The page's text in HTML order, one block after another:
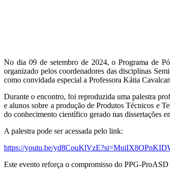
No dia 09 de setembro de 2024, o Programa de
organizado pelos coordenadores das disciplinas
como convidada especial a Professora Kátia
Durante o encontro, foi reproduzida uma palestra
e alunos sobre a produção de Produtos Técnicos e
do conhecimento científico gerado nas dissertações
A palestra pode ser acessada pelo link:
https://youtu.be/
Este evento reforça o compromisso do PPG-